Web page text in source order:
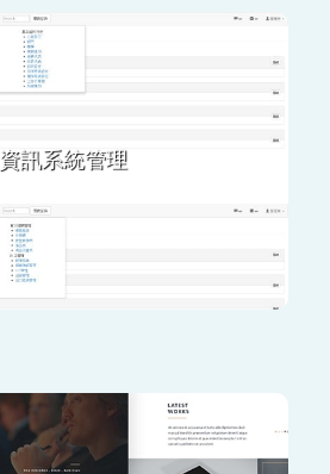
資訊系統管理
ERP
物流
銷售管理
客製化商品
線上交易串金流